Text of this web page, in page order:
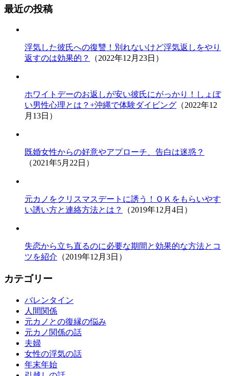
最近の投稿
浮気した彼氏への復讐！別れないけど浮気返しをやり
返すのは効果的？
（2022年12月23日）
ホワイトデーのお返しが安い彼氏にがっかり！しょぼ
い男性心理とは？+沖縄で体験ダイビング （2022年12
月13日）
既婚女性からの好意やアプローチ、告白は迷惑？
（2021年5月22日）
元カノをクリスマスデートに誘う！ＯＫをもらいやす
い誘い方と連絡方法とは？
（2019年12月4日）
失恋から立ち直るのに必要な期間と効果的な方法とコ
ツを紹介 （2019年12月3日）
カテゴリー
バレンタイン
人間関係
元カノとの復縁の悩み
元カノ関係の話
夫婦
女性の浮気の話
年末年始